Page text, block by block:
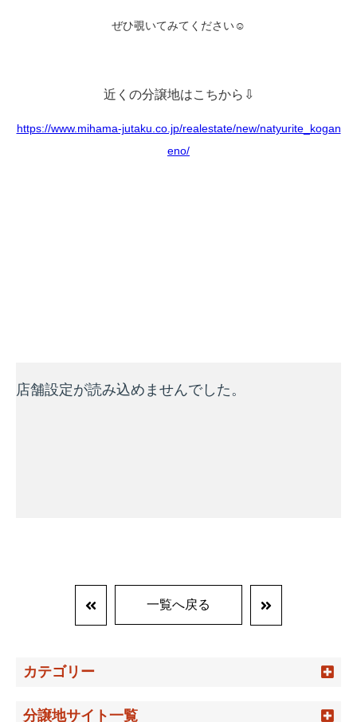
ぜひ覗いてみてください☺
近くの分譲地はこちから⇩
https://www.mihama-jutaku.co.jp/realestate/new/natyurite_kogan
eno/
一覧へ戻る
カテゴリー
分譲地サイト一覧